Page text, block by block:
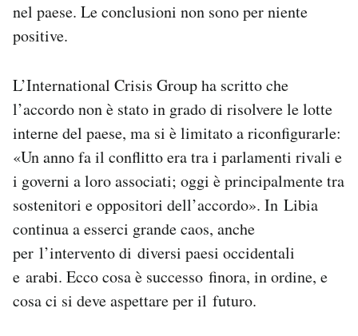
Regala il Post
Hai bisogno di aiuto?
nel paese. Le conclusioni non sono per niente
positive.
L’International Crisis Group ha scritto che
l’accordo non è stato in grado di risolvere le lotte
interne del paese, ma si è limitato a riconfigurarle:
«Un anno fa il conflitto era tra i parlamenti rivali e
i governi a loro associati; oggi è principalmente tra
sostenitori e oppositori dell’accordo». In Libia
continua a esserci grande caos, anche
per l’intervento di diversi paesi occidentali
e arabi. Ecco cosa è successo finora, in ordine, e
cosa ci si deve aspettare per il futuro.